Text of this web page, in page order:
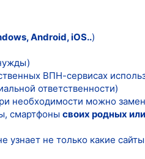
Android, iOS..)
ВПН-сервисах
ответственности)
необходимости можно
смартфоны своих родных
узнает не только какие